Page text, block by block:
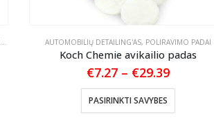
AUTOMOBILIŲ DETAILING'AS, POLIRAVIMO PADAI
Koch Chemie avikailio padas
€7.27 – €29.39Price
through
PASIRINKTI SAVYBES
This product has multiple variants. The options may be chosen on the product page